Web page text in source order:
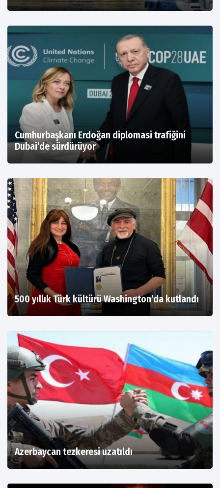
Cumhurbaşkanı Erdoğan diplomasi trafiğini
Dubai’de sürdürüyor
500 yıllık Türk kültürü Washington’da kutlandı
Azerbaycan tezkeresi uzatıldı